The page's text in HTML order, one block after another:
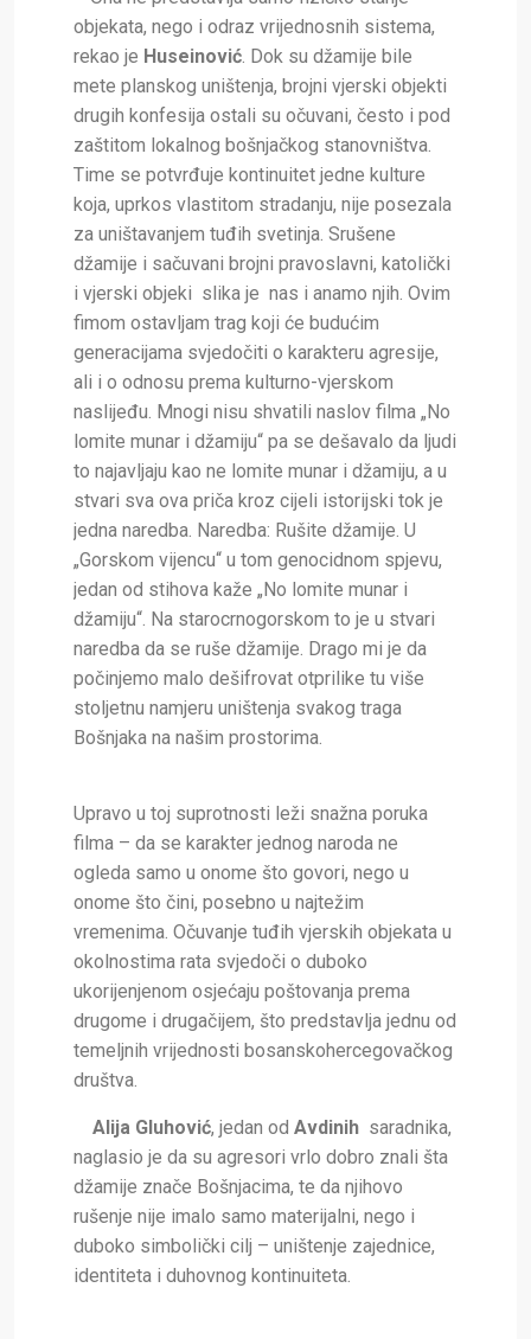
objekata, nego i odraz vrijednosnih sistema,
rekao je Huseinović. Dok su džamije bile
mete planskog uništenja, brojni vjerski objekti
drugih konfesija ostali su očuvani, često i pod
zaštitom lokalnog bošnjačkog stanovništva.
Time se potvrđuje kontinuitet jedne kulture
koja, uprkos vlastitom stradanju, nije posezala
za uništavanjem tuđih svetinja. Srušene
džamije i sačuvani brojni pravoslavni, katolički
i vjerski objeki slika je nas i anamo njih. Ovim
fimom ostavljam trag koji će budućim
generacijama svjedočiti o karakteru agresije,
ali i o odnosu prema kulturno-vjerskom
naslijeđu. Mnogi nisu shvatili naslov filma „No
lomite munar i džamiju“ pa se dešavalo da ljudi
to najavljaju kao ne lomite munar i džamiju, a u
stvari sva ova priča kroz cijeli istorijski tok je
jedna naredba. Naredba: Rušite džamije. U
„Gorskom vijencu“ u tom genocidnom spjevu,
jedan od stihova kaže „No lomite munar i
džamiju“. Na starocrnogorskom to je u stvari
naredba da se ruše džamije. Drago mi je da
počinjemo malo dešifrovat otprilike tu više
stoljetnu namjeru uništenja svakog traga
Bošnjaka na našim prostorima.
Upravo u toj suprotnosti leži snažna poruka
filma – da se karakter jednog naroda ne
ogleda samo u onome što govori, nego u
onome što čini, posebno u najtežim
vremenima. Očuvanje tuđih vjerskih objekata u
okolnostima rata svjedoči o duboko
ukorijenjenom osjećaju poštovanja prema
drugome i drugačijem, što predstavlja jednu od
temeljnih vrijednosti bosanskohercegovačkog
društva.
Alija Gluhović, jedan od Avdinih saradnika,
naglasio je da su agresori vrlo dobro znali šta
džamije znače Bošnjacima, te da njihovo
rušenje nije imalo samo materijalni, nego i
duboko simbolički cilj – uništenje zajednice,
identiteta i duhovnog kontinuiteta.